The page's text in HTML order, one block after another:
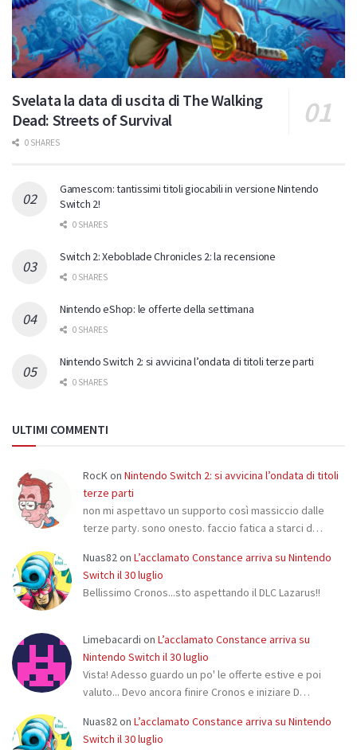
Svelata la data di uscita di The Walking
Dead: Streets of Survival
0 SHARES
Gamescom: tantissimi titoli giocabili in versione Nintendo
Switch 2!
0 SHARES
Switch 2: Xeboblade Chronicles 2: la recensione
0 SHARES
Nintendo eShop: le offerte della settimana
0 SHARES
Nintendo Switch 2: si avvicina l’ondata di titoli terze parti
0 SHARES
ULTIMI COMMENTI
RocKon Nintendo Switch 2: si avvicina l’ondata di titoli
terze parti
non mi aspettavo un supporto così massiccio dalle
terze party. sono onesto. faccio fatica a starci d…
Nuas82on L’acclamato Constance arriva su Nintendo
Switch il 30 luglio
Bellissimo Cronos...sto aspettando il DLC Lazarus!!
Limebacardi on L’acclamato Constance arriva su
Nintendo Switch il 30 luglio
Vista! Adesso guardo un po' le offerte estive e poi
valuto... Devo ancora finire Cronos e iniziare D…
Nuas82on L’acclamato Constance arriva su Nintendo
Switch il 30 luglio